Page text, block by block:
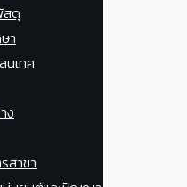
สดุ
า
นเทศ
ง
สาขา